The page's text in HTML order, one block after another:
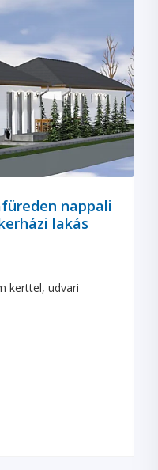
nappali
lakás
kerttel, udvari